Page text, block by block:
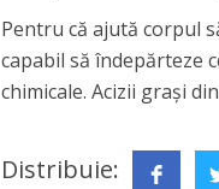
Pentru că ajută corpul
capabil să îndepărteze
chimicale. Acizii graşi
Distribuie: